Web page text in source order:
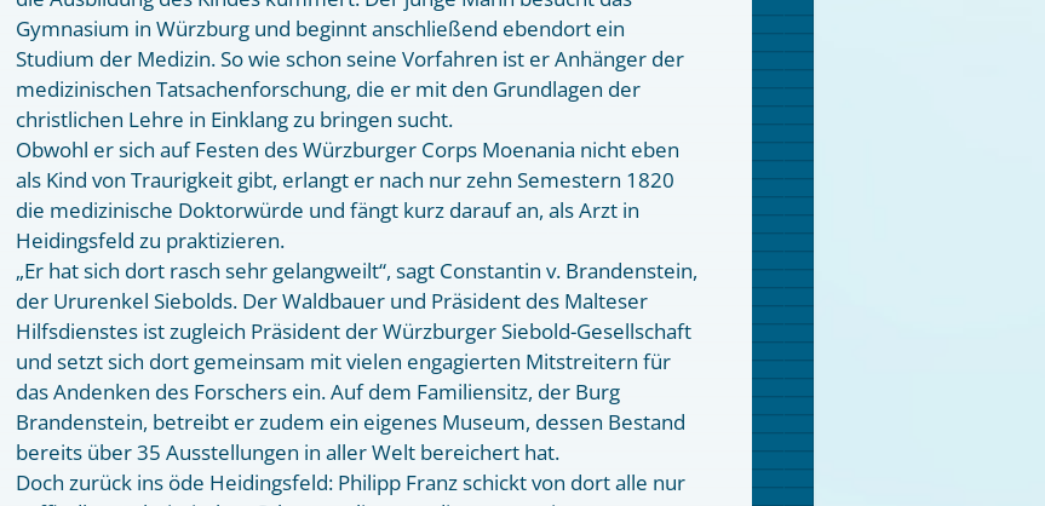
Gymnasium in Würzburg und beginnt anschließend ebendort ein
Studium der Medizin. So wie schon seine Vorfahren ist er Anhänger der
medizinischen Tatsachenforschung, die er mit den Grundlagen der
christlichen Lehre in Einklang zu bringen sucht.
Obwohl er sich auf Festen des Würzburger Corps Moenania nicht eben
als Kind von Traurigkeit gibt, erlangt er nach nur zehn Semestern 1820
die medizinische Doktorwürde und fängt kurz darauf an, als Arzt in
Heidingsfeld zu praktizieren.
„Er hat sich dort rasch sehr gelangweilt“, sagt Constantin v. Brandenstein,
der Ururenkel Siebolds. Der Waldbauer und Präsident des Malteser
Hilfsdienstes ist zugleich Präsident der Würzburger Siebold-Gesellschaft
und setzt sich dort gemeinsam mit vielen engagierten Mitstreitern für
das Andenken des Forschers ein. Auf dem Familiensitz, der Burg
Brandenstein, betreibt er zudem ein eigenes Museum, dessen Bestand
bereits über 35 Ausstellungen in aller Welt bereichert hat.
Doch zurück ins öde Heidingsfeld: Philipp Franz schickt von dort alle nur